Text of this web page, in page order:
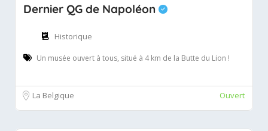
Dernier QG de Napoléon
Historique
Un musée ouvert à tous, situé à 4 km de la Butte du Lion !
La Belgique Ouvert